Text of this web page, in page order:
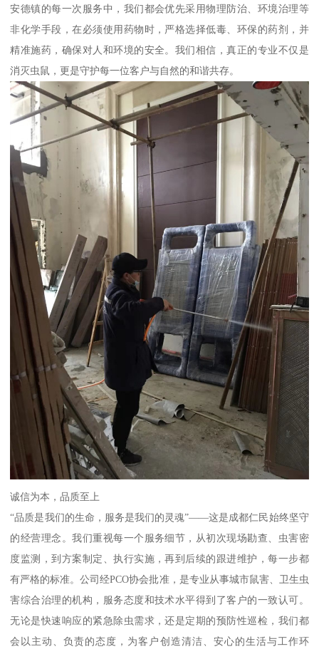
安德镇的每一次服务中，我们都会优先采用物理防治、环境治理等
非化学手段，在必须使用药物时，严格选择低毒、环保的药剂，并
精准施药，确保对人和环境的安全。我们相信，真正的专业不仅是
消灭虫鼠，更是守护每一位客户与自然的和谐共存。
诚信为本，品质至上
“品质是我们的生命，服务是我们的灵魂”——这是成都仁民始终坚守
的经营理念。我们重视每一个服务细节，从初次现场勘查、虫害密
度监测，到方案制定、执行实施，再到后续的跟进维护，每一步都
有严格的标准。公司经PCO协会批准，是专业从事城市鼠害、卫生虫
害综合治理的机构，服务态度和技术水平得到了客户的一致认可。
无论是快速响应的紧急除虫需求，还是定期的预防性巡检，我们都
会以主动、负责的态度，为客户创造清洁、安心的生活与工作环